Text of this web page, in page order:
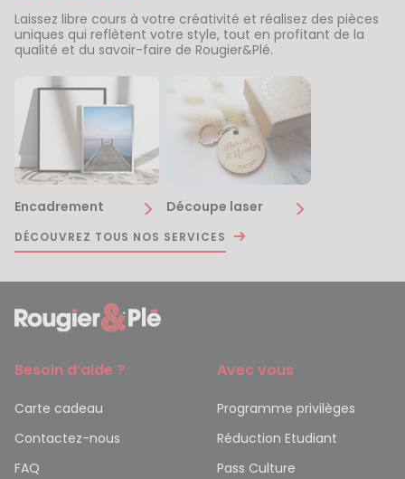
Laissez libre cours à votre créativité et réalisez des pièces
uniques qui reflètent votre style, tout en profitant de la
qualité et du savoir-faire de Rougier&Plé.
Encadrement Découpe laser
DÉCOUVREZ TOUS NOS SERVICES
Besoin d’aide ?
Carte cadeau
Contactez-nous
FAQ
Avec vous
Programme privilèges
Réduction Etudiant
Pass Culture